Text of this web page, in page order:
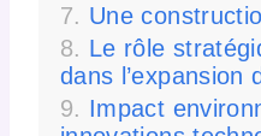
Une
Le rôle
dans l’expansion
Impact